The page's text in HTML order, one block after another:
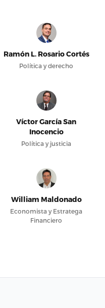
Ramón L. Rosario Cortés
Política y derecho
Víctor García San
Inocencio
Política y justicia
William Maldonado
Economista y Estratega
Financiero